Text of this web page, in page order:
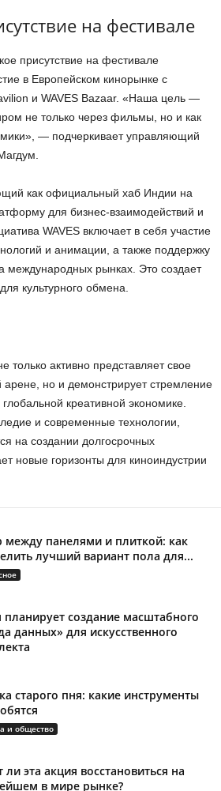
на фестивале
присутствие на фестивале
в Европейском кинорынке с
и WAVES Bazaar. «Наша цель —
не только через фильмы, но и как
— подчеркивает управляющий
как официальный хаб Индии на
для бизнес-взаимодействий и
WAVES включает в себя участие
и анимации, а также поддержку
международных рынках. Это создает
культурного обмена.
только активно представляет свое
но и демонстрирует стремление
креативной экономике.
и современные технологии,
на создании долгосрочных
новые горизонты для киноиндустрии
между панелями и плиткой: как
лучший вариант пола для...
создание масштабного
данных» для искусственного
старого пня: какие инструменты
и общество
эта акция восстановиться на
в мире рынке?